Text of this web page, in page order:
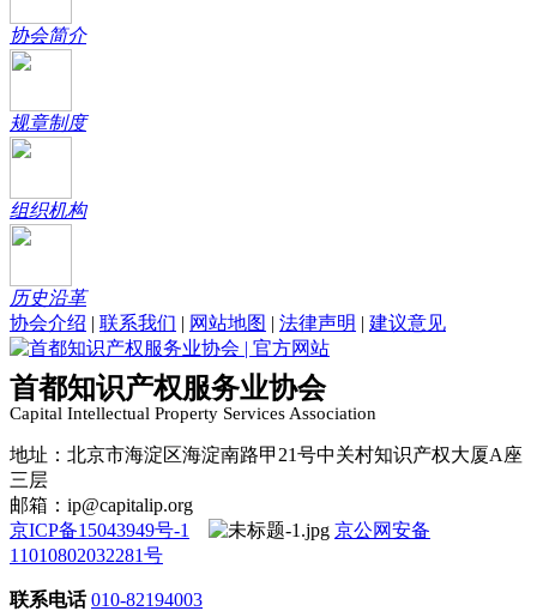
协会简介
规章制度
组织机构
历史沿革
协会介绍
联系我们 网站地图 法律声明 建议意见
首都知识产权服务业协会
Capital Intellectual Property Services Association
地址：北京市海淀区海淀南路甲21号中关村知识产权大厦A座
三层
邮箱：ip@capitalip.org
京ICP备15043949号-1
京公网安备
11010802032281号
联系电话 010-82194003